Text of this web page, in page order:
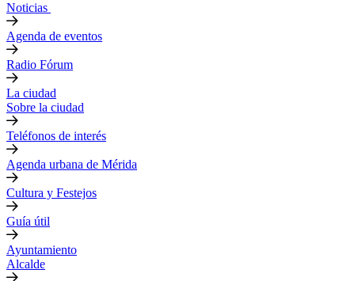
Noticias
Agenda de eventos
Radio Fórum
La ciudad
Sobre la ciudad
Teléfonos de interés
Agenda urbana de Mérida
Cultura y Festejos
Guía útil
Ayuntamiento
Alcalde